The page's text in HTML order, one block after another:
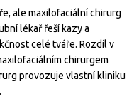
ale maxilofaciální chirurg
lékař řeší kazy a
celé tváře. Rozdíl v
chirurgem
provozuje vlastní kliniku